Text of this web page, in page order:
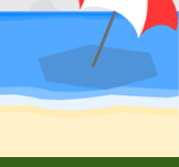
予 約
9位